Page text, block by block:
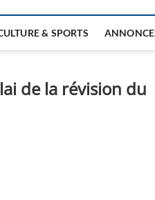
& SPORTS
de la révision du